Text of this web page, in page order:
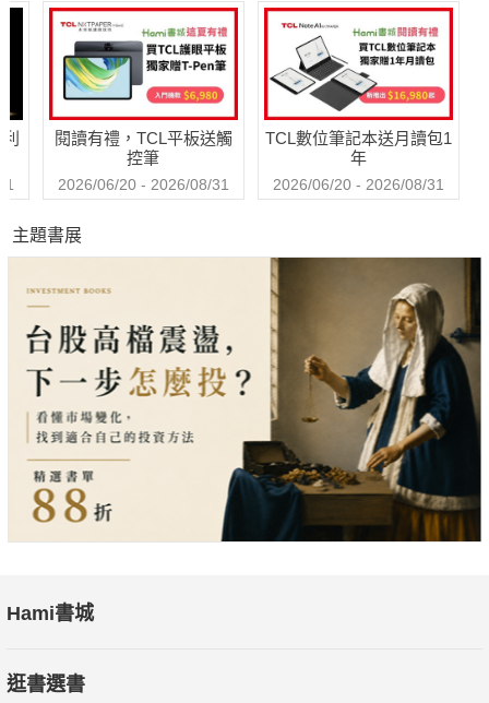
透過作者純熟的筆觸及溫暖的畫風，幫助孩子們跟著奉奉一起找
回自信心吧！"
祕密
閱讀有禮，TCL平板送觸
控筆
2026/06/20 - 2026/08/31
TCL數位筆記本送月讀包1
年
2026/06/20 - 2026/08/31
主題書展
Hami書城
逛書選書